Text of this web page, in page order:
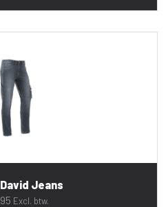
Jeans
Excl. btw.